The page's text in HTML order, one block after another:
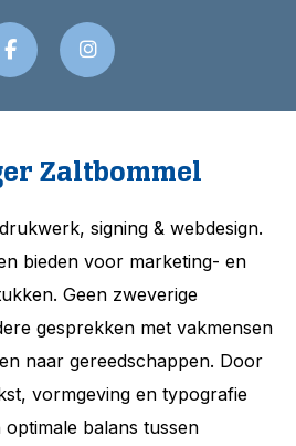
Zaltbommel
signing & webdesign.
bieden voor marketing- en
Geen zweverige
gesprekken met vakmensen
naar gereedschappen. Door
vormgeving en typografie
balans tussen